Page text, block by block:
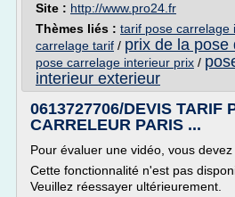
Site : http://www.pro24.fr
Thèmes liés : tarif pose carrelage
carrelage tarif / prix de la pose
pose carrelage interieur prix /
interieur exterieur
0613727706/DEVIS TARIF
CARRELEUR PARIS ...
Pour évaluer une vidéo, vous devez
Cette fonctionnalité n'est pas
Veuillez réessayer ultérieurement.